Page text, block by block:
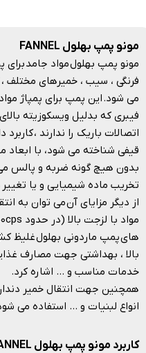
مونو پمپ بهلول FANNEL
مونو پمپ بهلول مواد جامد
فرنگی ، سیب ، خمیرهای مختلف
می شود. این پمپ برای پمپاژ
فیبری که بدلیل ویسکوزیته
اتصالات باریک را ندارند ،
قیفی شناخته می شود، با
بدون هیچ گونه ضربه و پالس
تخریب ماده شیمیایی و یا
از دیگر مزایای آن می توان به
های پمپ ماردونی بهلول غلیظ
بالا ، بهداشتی جهت مصارف
خدمات مناسب و … اشاره کرد.
همچنین جهت انتقال خمیر
انواع لبنیات و … استفاده می
کاربرد مونو پمپ بهلول FANNEL